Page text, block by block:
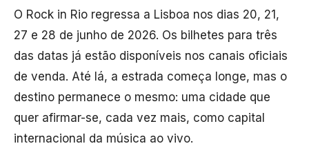
O Rock in Rio regressa a Lisboa nos dias 20, 21,
27 e 28 de junho de 2026. Os bilhetes para três
das datas já estão disponíveis nos canais oficiais
de venda. Até lá, a estrada começa longe, mas o
destino permanece o mesmo: uma cidade que
quer afirmar-se, cada vez mais, como capital
internacional da música ao vivo.